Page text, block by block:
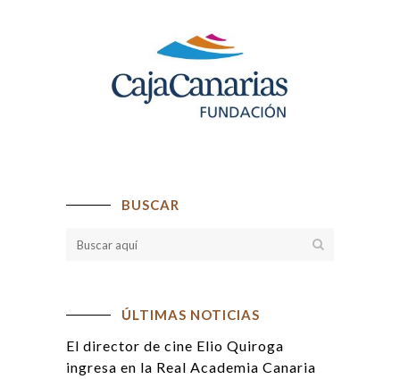
BUSCAR
ÚLTIMAS NOTICIAS
El director de cine Elio Quiroga
ingresa en la Real Academia Canaria